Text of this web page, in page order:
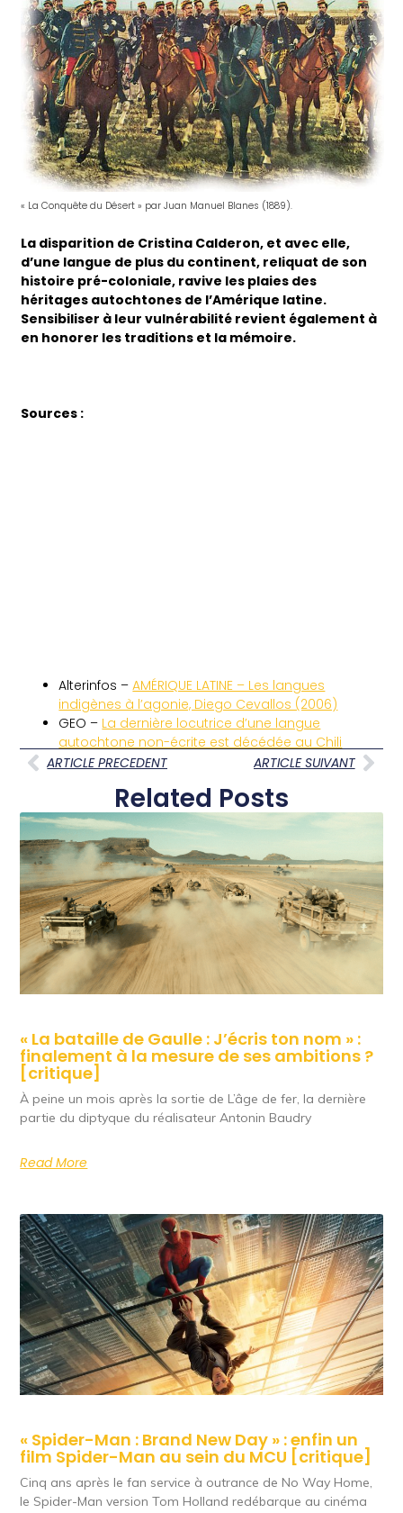
« La Conquête du Désert » par Juan Manuel Blanes (1889).
La disparition de Cristina Calderon, et avec elle,
d’une langue de plus du continent, reliquat de son
histoire pré-coloniale, ravive les plaies des
héritages autochtones de l’Amérique latine.
Sensibiliser à leur vulnérabilité revient également à
en honorer les traditions et la mémoire.
Sources :
Alterinfos –AMÉRIQUE LATINE – Les langues
indigènes à l’agonie, Diego Cevallos (2006)
GEO – La dernière locutrice d’une langue
autochtone non-écrite est décédée au Chili
ARTICLE PRECEDENT
ARTICLE SUIVANT
Related Posts
« La bataille de Gaulle : J’écris ton nom » :
finalement à la mesure de ses ambitions ?
[critique]
À peine un mois après la sortie de L’âge de fer, la dernière
partie du diptyque du réalisateur Antonin Baudry
Read More
« Spider-Man : Brand New Day » : enfin un
film Spider-Man au sein du MCU [critique]
Cinq ans après le fan service à outrance de No Way Home,
le Spider-Man version Tom Holland redébarque au cinéma